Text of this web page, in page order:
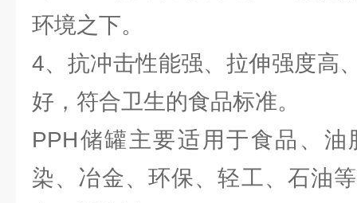
环境之下。
4、抗冲击性能强、拉伸强度高
好，符合卫生的食品标准。
PPH储罐主要适用于食品、
染、冶金、环保、轻工、石油